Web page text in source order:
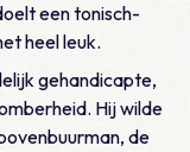
een tonisch-
heel leuk.
gehandicapte,
Hij wilde
de